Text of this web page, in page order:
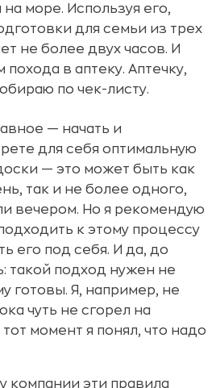
море. Используя его,
для семьи из трех
не более двух часов. И
похода в аптеку. Аптечку,
по чек-листу.
— начать и
для себя оптимальную
— это может быть как
так и не более одного,
вечером. Но я рекомендую
к этому процессу
его под себя. И да, до
такой подход нужен не
готовы. Я, например, не
чуть не сгорел на
момент я понял, что надо
компании эти правила